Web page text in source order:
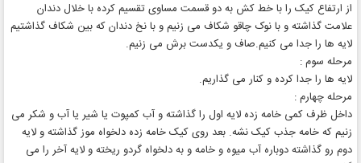
از ارتفاع کیک را با خط کش به دو قسمت مساوی تقسیم کرده با خلال دندان
علامت گذاشته و با نوک چاقو شکاف می زنیم و با نخ دندان که بین شکاف گذاشتیم
لایه ها را جدا می کنیم.صاف و یکدست برش می زنیم.
مرحله سوم :
لایه ها را جدا کرده و کنار می گذاریم.
مرحله چهارم :
داخل ظرف کمی خامه زده لایه اول را گذاشته و آب کمپوت یا شیر یا آب و شکر می
زنیم که خامه جذب کیک نشه. بعد روی کیک خامه زده دلخواه موز گذاشته و لایه
دوم رو گذاشته دوباره آب میوه و خامه و به دلخواه گردو ریخته و لایه آخر را می